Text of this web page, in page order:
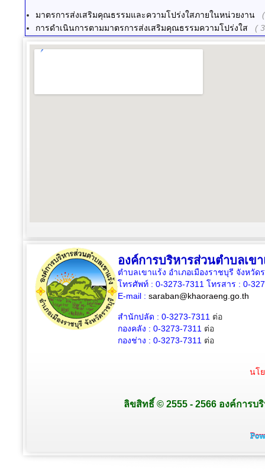
มาตรการส่งเสริมคุณธรรมและความโปร่งใสภายในหน่วยงาน
การดำเนินการตามมาตรการส่งเสริมคุณธรรมความโปร่งใส
(
องค์การบริหารส่วนตำบลเข
ตำบลเขาแร้ง อำเภอเมืองราชบุรี จังหวัด
โทรศัพท์ : 0-3273-7311 โทรสาร : 0-
E-mail : saraban@khaoraeng.go.th
สำนักปลัด : 0-3273-7311 ต่อ
กองคลัง : 0-3273-7311 ต่อ
กองช่าง : 0-3273-7311 ต่อ
นโ
ลิขสิทธิ์ © 2555 - 2566 องค์การบ